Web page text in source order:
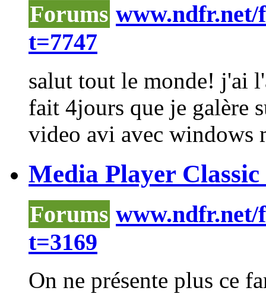
Forums www.ndfr.net/
t=7747
salut tout le monde! j'ai
fait 4jours que je galère
video avi avec windows
Media Player
Forums www.ndfr.net/
t=3169
On ne présente plus ce